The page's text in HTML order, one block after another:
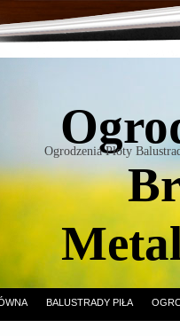
Ogrodzenia Płoty
BALUSTRADY PIŁA